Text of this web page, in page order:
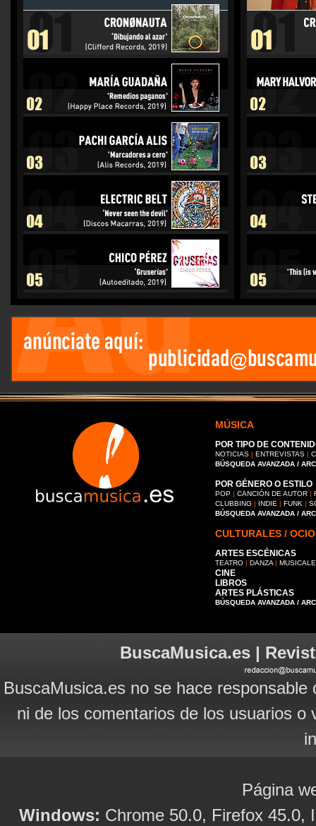
MÚSICA
POR TIPO DE
NOTICIAS | ENTREVISTAS |
BÚSQUEDA AVANZADA /
POR GÉNERO O ESTILO
POP | CANCIÓN DE AUTOR |
CLUBBING | INDIE | FUNK |
BÚSQUEDA AVANZADA /
CULTURALES / OCIO
ARTES ESCÉNICAS
TEATRO | DANZA |
CINE
LIBROS
ARTES PLÁSTICAS
BÚSQUEDA AVANZADA /
BuscaMusica.es |
BuscaMusica.es no se hace
ni de los comentarios de los usuarios
Página
Windows: Chrome 50.0, Firefox 45.0,